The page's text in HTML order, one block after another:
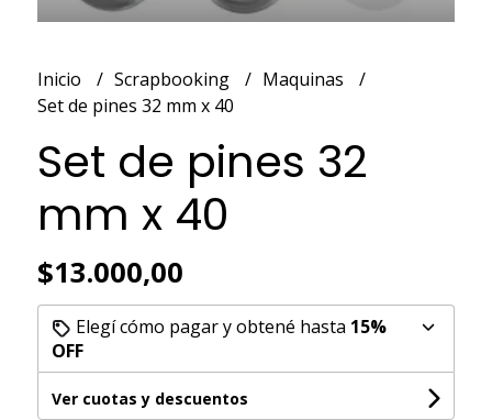
Inicio Scrapbooking
Maquinas
Set de pines 32 mm x 40
Set de pines 32
mm x 40
$13.000,00
Elegí cómo pagar y obtené hasta 15%
OFF
Ver cuotas y descuentos